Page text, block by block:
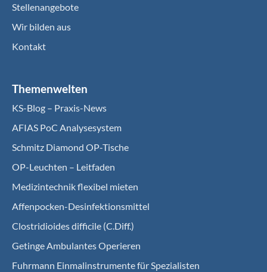
Stellenangebote
Wir bilden aus
Kontakt
Themenwelten
KS-Blog – Praxis-News
AFIAS PoC Analysesystem
Schmitz Diamond OP-Tische
OP-Leuchten – Leitfaden
Medizintechnik flexibel mieten
Affenpocken-Desinfektionsmittel
Clostridioides difficile (C.Diff.)
Getinge Ambulantes Operieren
Fuhrmann Einmalinstrumente für Spezialisten